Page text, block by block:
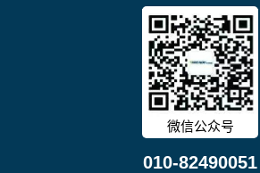
微信公众号
010-82490051